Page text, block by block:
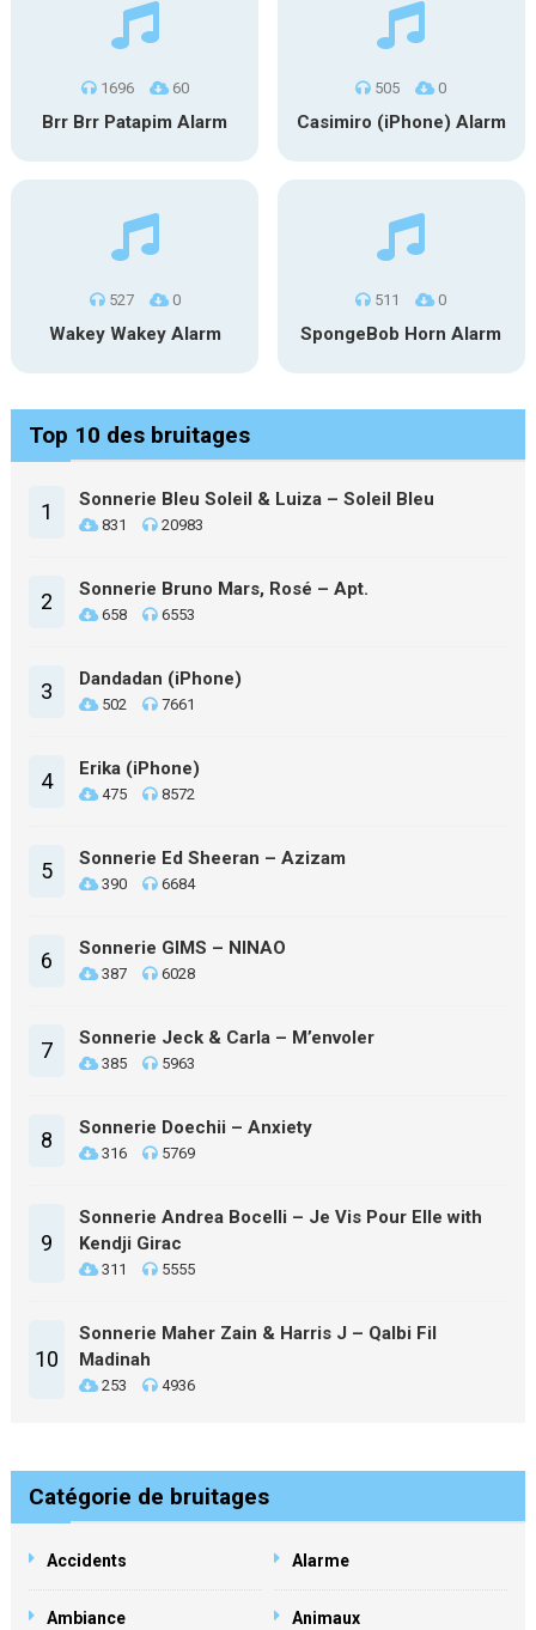
1696 60
Brr Brr Patapim Alarm
505 0
Casimiro (iPhone) Alarm
527 0
Wakey Wakey Alarm
511 0
SpongeBob Horn Alarm
Top 10 des bruitages
1 Sonnerie Bleu Soleil & Luiza – Soleil Bleu
831 20983
2 Sonnerie Bruno Mars, Rosé – Apt.
658 6553
3 Dandadan (iPhone)
502 7661
4 Erika (iPhone)
475 8572
5 Sonnerie Ed Sheeran – Azizam
390 6684
6 Sonnerie GIMS – NINAO
387 6028
7 Sonnerie Jeck & Carla – M’envoler
385 5963
8 Sonnerie Doechii – Anxiety
316 5769
9
Sonnerie Andrea Bocelli – Je Vis Pour Elle with
Kendji Girac
311 5555
10
Sonnerie Maher Zain & Harris J – Qalbi Fil
Madinah
253 4936
Catégorie de bruitages
Accidents Alarme
Ambiance Animaux